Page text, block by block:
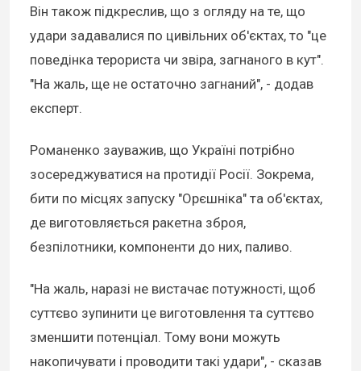
Він також підкреслив, що з огляду на те, що
удари задавалися по цивільних об'єктах, то "це
поведінка терориста чи звіра, загнаного в кут".
"На жаль, ще не остаточно загнаний", - додав
експерт.
Романенко зауважив, що Україні потрібно
зосереджуватися на протидії Росії. Зокрема,
бити по місцях запуску "Орєшніка" та об'єктах,
де виготовляється ракетна зброя,
безпілотники, компоненти до них, паливо.
"На жаль, наразі не вистачає потужності, щоб
суттєво зупинити це виготовлення та суттєво
зменшити потенціал. Тому вони можуть
накопичувати і проводити такі удари", - сказав